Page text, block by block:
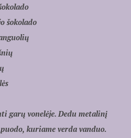
šokolado
garų vonelėje. Dedu metalinį
kuriame verda vanduo.